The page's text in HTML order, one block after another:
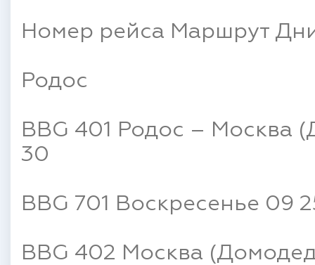
Номер рейса Маршрут
Родос
BBG 401 Родос – Москва
30
BBG 701 Воскресенье 09
BBG 402 Москва